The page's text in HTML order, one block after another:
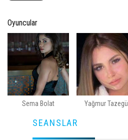
Oyuncular
Sema Bolat Yağmur Tazegül
SEANSLAR